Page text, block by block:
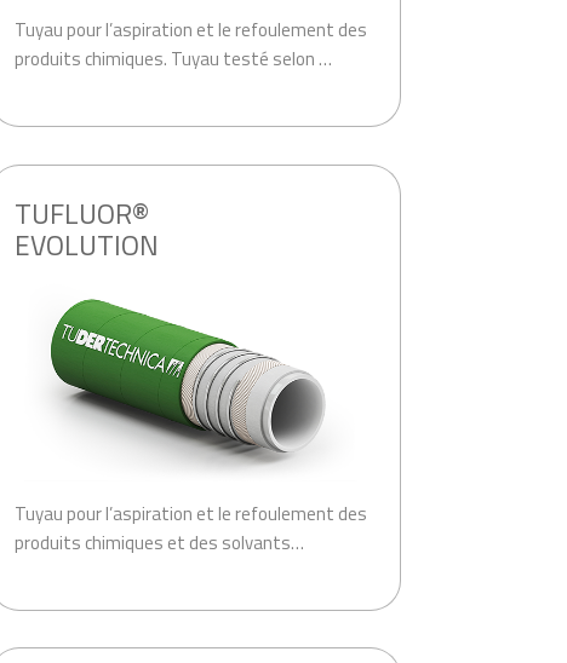
Tuyau pour l’aspiration et le refoulement des
produits chimiques. Tuyau testé selon …
TUFLUOR®
EVOLUTION
Tuyau pour l’aspiration et le refoulement des
produits chimiques et des solvants…